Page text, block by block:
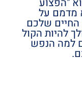
מדמם על
החיים שלכם
להיות הקול
למה הנפש